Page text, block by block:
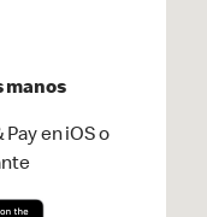
manos
en iOS o